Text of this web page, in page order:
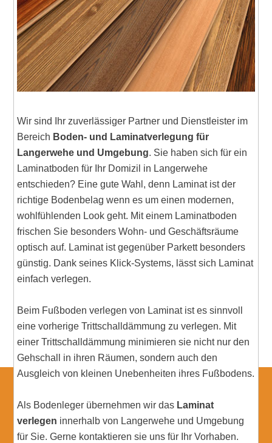
Wir sind Ihr zuverlässiger Partner und Dienstleister im
Bereich Boden- und Laminatverlegung für
Langerwehe und Umgebung. Sie haben sich für ein
Laminatboden für Ihr Domizil in Langerwehe
entschieden? Eine gute Wahl, denn Laminat ist der
richtige Bodenbelag wenn es um einen modernen,
wohlfühlenden Look geht. Mit einem Laminatboden
frischen Sie besonders Wohn- und Geschäftsräume
optisch auf. Laminat ist gegenüber Parkett besonders
günstig. Dank seines Klick-Systems, lässt sich Laminat
einfach verlegen.
Beim Fußboden verlegen von Laminat ist es sinnvoll
eine vorherige Trittschalldämmung zu verlegen. Mit
einer Trittschalldämmung minimieren sie nicht nur den
Gehschall in ihren Räumen, sondern auch den
Ausgleich von kleinen Unebenheiten ihres Fußbodens.
Als Bodenleger übernehmen wir das Laminat
verlegen innerhalb von Langerwehe und Umgebung
für Sie. Gerne kontaktieren sie uns für Ihr Vorhaben.